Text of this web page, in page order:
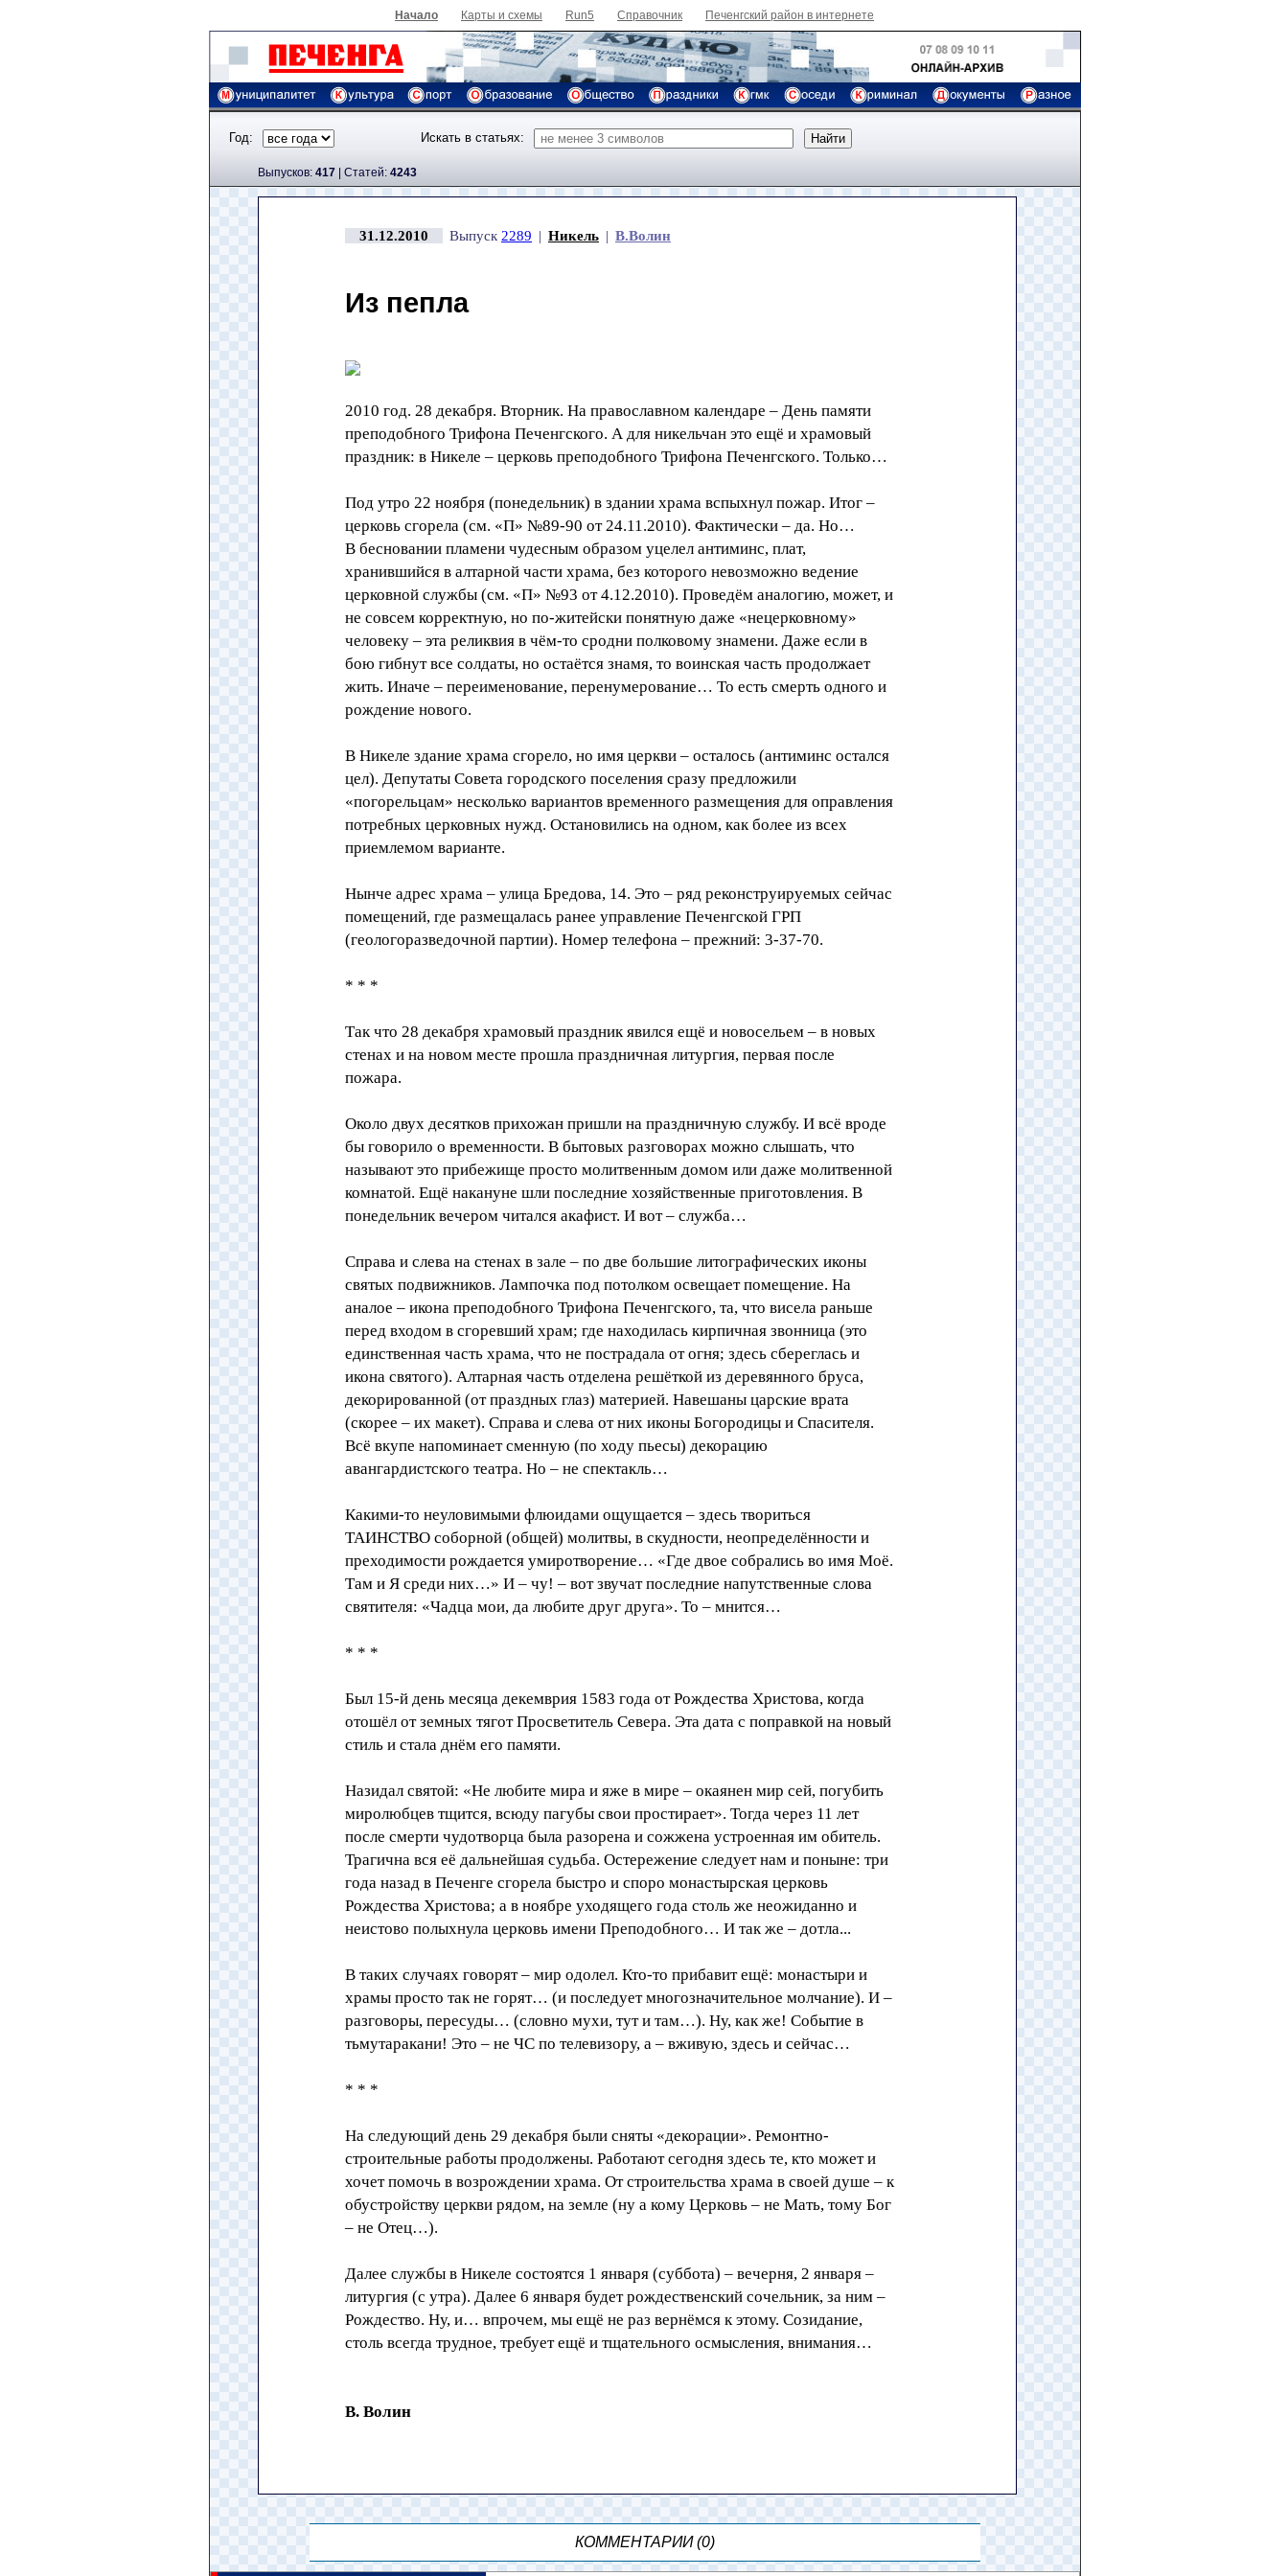
Начало Карты и схемы Run5 Справочник Печенгский район в интернете
Год: Искать в статьях:
Выпусков: 417 | Cтатей: 4243
31.12.2010 Выпуск 2289 | Никель | В.Волин
Из пепла
2010 год. 28 декабря. Вторник. На православном календаре – День памяти
преподобного Трифона Печенгского. А для никельчан это ещё и храмовый
праздник: в Никеле – церковь преподобного Трифона Печенгского. Только…
Под утро 22 ноября (понедельник) в здании храма вспыхнул пожар. Итог –
церковь сгорела (см. «П» №89-90 от 24.11.2010). Фактически – да. Но…
В бесновании пламени чудесным образом уцелел антиминс, плат,
хранившийся в алтарной части храма, без которого невозможно ведение
церковной службы (см. «П» №93 от 4.12.2010). Проведём аналогию, может, и
не совсем корректную, но по-житейски понятную даже «нецерковному»
человеку – эта реликвия в чём-то сродни полковому знамени. Даже если в
бою гибнут все солдаты, но остаётся знамя, то воинская часть продолжает
жить. Иначе – переименование, перенумерование… То есть смерть одного и
рождение нового.
В Никеле здание храма сгорело, но имя церкви – осталось (антиминс остался
цел). Депутаты Совета городского поселения сразу предложили
«погорельцам» несколько вариантов временного размещения для оправления
потребных церковных нужд. Остановились на одном, как более из всех
приемлемом варианте.
Нынче адрес храма – улица Бредова, 14. Это – ряд реконструируемых сейчас
помещений, где размещалась ранее управление Печенгской ГРП
(геологоразведочной партии). Номер телефона – прежний: 3-37-70.
* * *
Так что 28 декабря храмовый праздник явился ещё и новосельем – в новых
стенах и на новом месте прошла праздничная литургия, первая после
пожара.
Около двух десятков прихожан пришли на праздничную службу. И всё вроде
бы говорило о временности. В бытовых разговорах можно слышать, что
называют это прибежище просто молитвенным домом или даже молитвенной
комнатой. Ещё накануне шли последние хозяйственные приготовления. В
понедельник вечером читался акафист. И вот – служба…
Справа и слева на стенах в зале – по две большие литографических иконы
святых подвижников. Лампочка под потолком освещает помещение. На
аналое – икона преподобного Трифона Печенгского, та, что висела раньше
перед входом в сгоревший храм; где находилась кирпичная звонница (это
единственная часть храма, что не пострадала от огня; здесь сбереглась и
икона святого). Алтарная часть отделена решёткой из деревянного бруса,
декорированной (от праздных глаз) материей. Навешаны царские врата
(скорее – их макет). Справа и слева от них иконы Богородицы и Спасителя.
Всё вкупе напоминает сменную (по ходу пьесы) декорацию
авангардистского театра. Но – не спектакль…
Какими-то неуловимыми флюидами ощущается – здесь твориться
ТАИНСТВО соборной (общей) молитвы, в скудности, неопределённости и
преходимости рождается умиротворение… «Где двое собрались во имя Моё.
Там и Я среди них…» И – чу! – вот звучат последние напутственные слова
святителя: «Чадца мои, да любите друг друга». То – мнится…
* * *
Был 15-й день месяца декемврия 1583 года от Рождества Христова, когда
отошёл от земных тягот Просветитель Севера. Эта дата с поправкой на новый
стиль и стала днём его памяти.
Назидал святой: «Не любите мира и яже в мире – окаянен мир сей, погубить
миролюбцев тщится, всюду пагубы свои простирает». Тогда через 11 лет
после смерти чудотворца была разорена и сожжена устроенная им обитель.
Трагична вся её дальнейшая судьба. Остережение следует нам и поныне: три
года назад в Печенге сгорела быстро и споро монастырская церковь
Рождества Христова; а в ноябре уходящего года столь же неожиданно и
неистово полыхнула церковь имени Преподобного… И так же – дотла...
В таких случаях говорят – мир одолел. Кто-то прибавит ещё: монастыри и
храмы просто так не горят… (и последует многозначительное молчание). И –
разговоры, пересуды… (словно мухи, тут и там…). Ну, как же! Событие в
тьмутаракани! Это – не ЧС по телевизору, а – вживую, здесь и сейчас…
* * *
На следующий день 29 декабря были сняты «декорации». Ремонтно-
строительные работы продолжены. Работают сегодня здесь те, кто может и
хочет помочь в возрождении храма. От строительства храма в своей душе – к
обустройству церкви рядом, на земле (ну а кому Церковь – не Мать, тому Бог
– не Отец…).
Далее службы в Никеле состоятся 1 января (суббота) – вечерня, 2 января –
литургия (с утра). Далее 6 января будет рождественский сочельник, за ним –
Рождество. Ну, и… впрочем, мы ещё не раз вернёмся к этому. Созидание,
столь всегда трудное, требует ещё и тщательного осмысления, внимания…
В. Волин
КОММЕНТАРИИ (0)